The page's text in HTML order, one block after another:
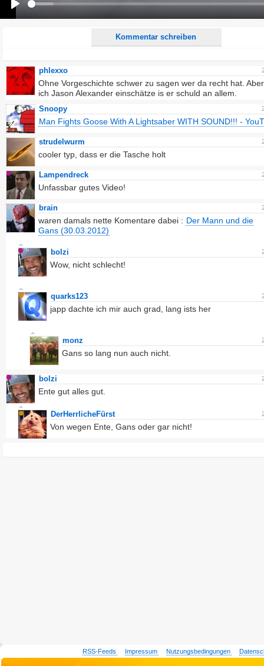
Kommentar schreiben
Ich möchte eine E-Mail, wenn auf dieser Seite weitere Kommentare erscheinen.
phlexxo
Ohne Vorgeschichte schwer zu sagen wer da recht hat.
ich Jason Alexander einschätze is er schuld an allem.
Snoopy
Man Fights Goose With A Lightsaber WITH SOUND!!! -
strudelwurm
cooler typ, dass er die Tasche holt
Lampendreck
Unfassbar gutes Video!
brain
waren damals nette Komentare dabei : Der Mann und die
Gans (30.03.2012)
bolzi
Wow, nicht schlecht!
quarks123
japp dachte ich mir auch grad, lang ists her
monz
Gans so lang nun auch nicht.
bolzi
Ente gut alles gut.
DerHerrlicheFürst
Von wegen Ente, Gans oder gar nicht!
RSS-Feeds Impressum Nutzungsbedingungen